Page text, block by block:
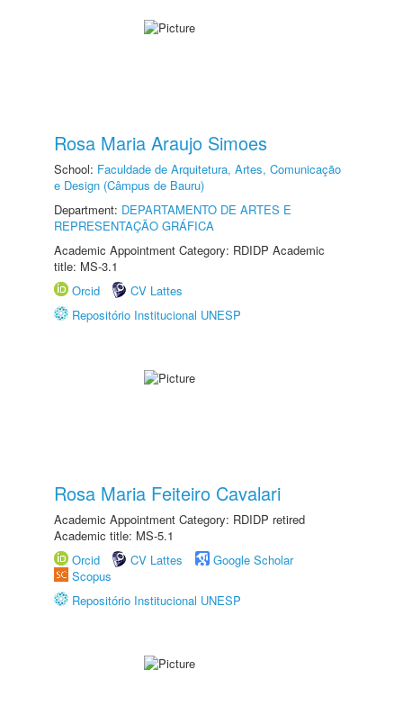
Rosa Maria Araujo Simoes
School: Faculdade de Arquitetura, Artes, Comunicação
e Design (Câmpus de Bauru)
Department: DEPARTAMENTO DE ARTES E
REPRESENTAÇÃO GRÁFICA
Academic Appointment Category: RDIDP Academic
title: MS-3.1
Orcid
CV Lattes
Repositório Institucional UNESP
Rosa Maria Feiteiro Cavalari
Academic Appointment Category: RDIDP retired
Academic title: MS-5.1
Orcid
CV Lattes
Google Scholar
Scopus
Repositório Institucional UNESP